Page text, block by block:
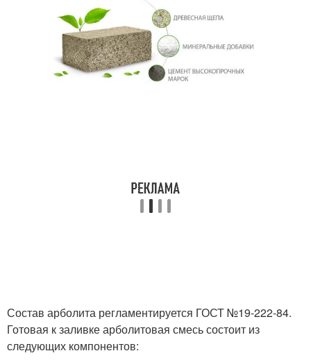
Состав арболита регламентируется ГОСТ №19-222-84.
Готовая к заливке арболитовая смесь состоит из
следующих компонентов: